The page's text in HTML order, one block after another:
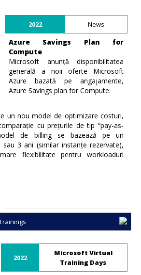
2022 News
Azure Savings Plan for
Compute
Microsoft anunță disponibilitatea
generală a noii oferte Microsoft
Azure bazată pe angajamente,
Azure Savings plan for Compute.
un nou model de optimizare costuri,
cu prețurile de tip “pay-as-
de billing se bazează pe un
3 ani (similar instanțe rezervate),
flexibilitate pentru workloaduri
2022
Microsoft Virtual
Training Days